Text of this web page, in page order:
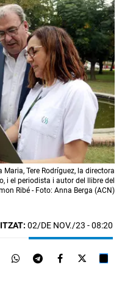
Tere Rodríguez, la directora
i el periodista i autor del llibre del
Ribé - Foto: Anna Berga (ACN)
02/DE NOV./23 - 08:20